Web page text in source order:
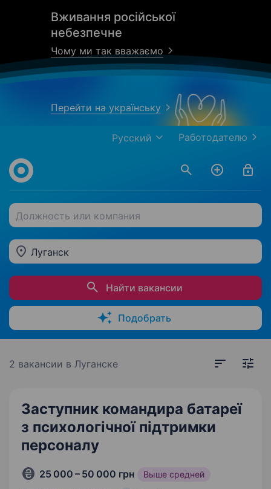
Вживання російської
небезпечне
Чому ми так вважаємо
Перейти на українську
Работодателю
Русский
Должность или компания
Луганск
Найти вакансии
Подобрать
2 вакансии в Луганске
Заступник командира батареї
з психологічної підтримки
персоналу
25 000 – 50 000 грн Выше средней